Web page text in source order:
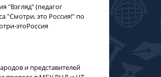
"Взгляд" (педагог
"Смотри, это Россия!" по
этоРоссия
и представителей